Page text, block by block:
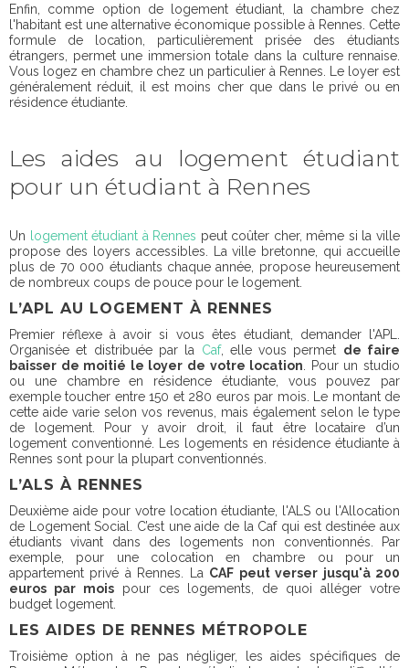
Enfin, comme option de logement étudiant, la chambre chez
l'habitant est une alternative économique possible à Rennes. Cette
formule de location, particulièrement prisée des étudiants
étrangers, permet une immersion totale dans la culture rennaise.
Vous logez en chambre chez un particulier à Rennes. Le loyer est
généralement réduit, il est moins cher que dans le privé ou en
résidence étudiante.
Les aides au logement étudiant
pour un étudiant à Rennes
Un logement étudiant à Rennes peut coûter cher, même si la ville
propose des loyers accessibles. La ville bretonne, qui accueille
plus de 70 000 étudiants chaque année, propose heureusement
de nombreux coups de pouce pour le logement.
L’APL AU LOGEMENT À RENNES
Premier réflexe à avoir si vous êtes étudiant, demander l'APL.
Organisée et distribuée par la Caf, elle vous permet de faire
baisser de moitié le loyer de votre location . Pour un studio
ou une chambre en résidence étudiante, vous pouvez par
exemple toucher entre 150 et 280 euros par mois. Le montant de
cette aide varie selon vos revenus, mais également selon le type
de logement. Pour y avoir droit, il faut être locataire d’un
logement conventionné. Les logements en résidence étudiante à
Rennes sont pour la plupart conventionnés.
L’ALS À RENNES
Deuxième aide pour votre location étudiante, l'ALS ou l'Allocation
de Logement Social. C’est une aide de la Caf qui est destinée aux
étudiants vivant dans des logements non conventionnés. Par
exemple, pour une colocation en chambre ou pour un
appartement privé à Rennes. La CAF peut verser jusqu'à 200
euros par moispour ces logements, de quoi alléger votre
budget logement.
LES AIDES DE RENNES MÉTROPOLE
Troisième option à ne pas négliger, les aides spécifiques de